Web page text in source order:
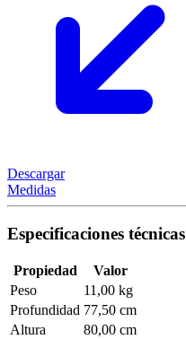
Descargar
Medidas
Especificaciones técnicas
Propiedad
Valor
Peso
11,00 kg
Profundidad 77,50 cm
Altura
80,00 cm